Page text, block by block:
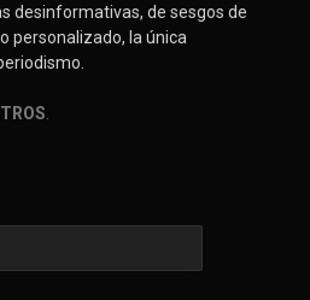
desinformativas, de sesgos de
personalizado, la única